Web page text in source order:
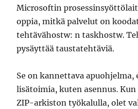
Microsoftin
oppia, mitkä palvelut on
tehtävähostw: n taskhostw.
pysäyttää taustatehtäviä.
Se on kannettava apuohjelma,
lisätoimia, kuten asennus.
ZIP-arkiston työkalulla, olet